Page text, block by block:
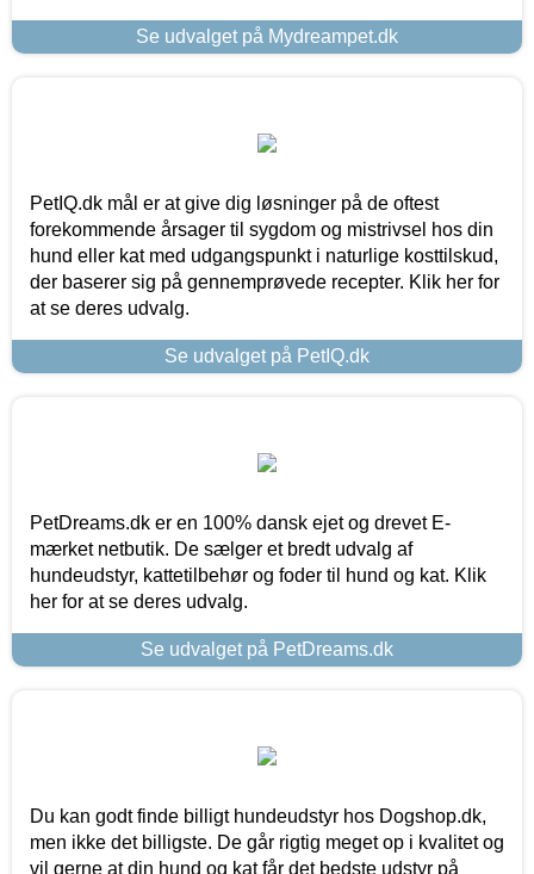
Se udvalget på Mydreampet.dk
PetIQ.dk mål er at give dig løsninger på de oftest
forekommende årsager til sygdom og mistrivsel hos din
hund eller kat med udgangspunkt i naturlige kosttilskud,
der baserer sig på gennemprøvede recepter. Klik her for
at se deres udvalg.
Se udvalget på PetIQ.dk
PetDreams.dk er en 100% dansk ejet og drevet E-
mærket netbutik. De sælger et bredt udvalg af
hundeudstyr, kattetilbehør og foder til hund og kat. Klik
her for at se deres udvalg.
Se udvalget på PetDreams.dk
Du kan godt finde billigt hundeudstyr hos Dogshop.dk,
men ikke det billigste. De går rigtig meget op i kvalitet og
vil gerne at din hund og kat får det bedste udstyr på